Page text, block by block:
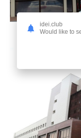
13.
idei.club
Would like to